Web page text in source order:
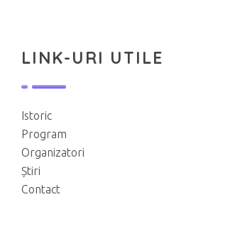
LINK-URI UTILE
Istoric
Program
Organizatori
Știri
Contact